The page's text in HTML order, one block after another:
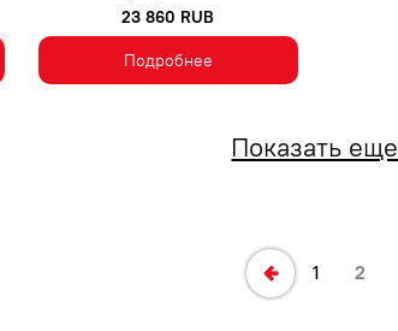
23 860 RUB
Подробнее
Показать еще
1 2